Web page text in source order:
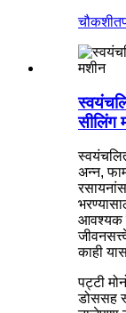
चौकशी
सीलिंग
अन्न,
आवश्यक
काही
पट्टी
डोससह